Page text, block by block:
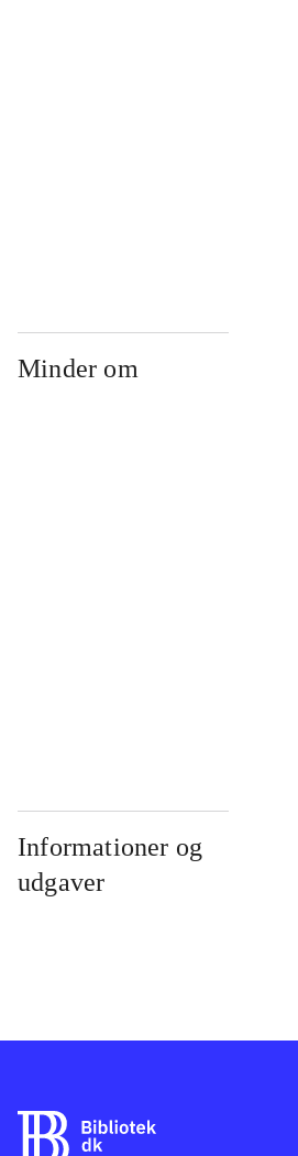
Minder om
Informationer og
udgaver